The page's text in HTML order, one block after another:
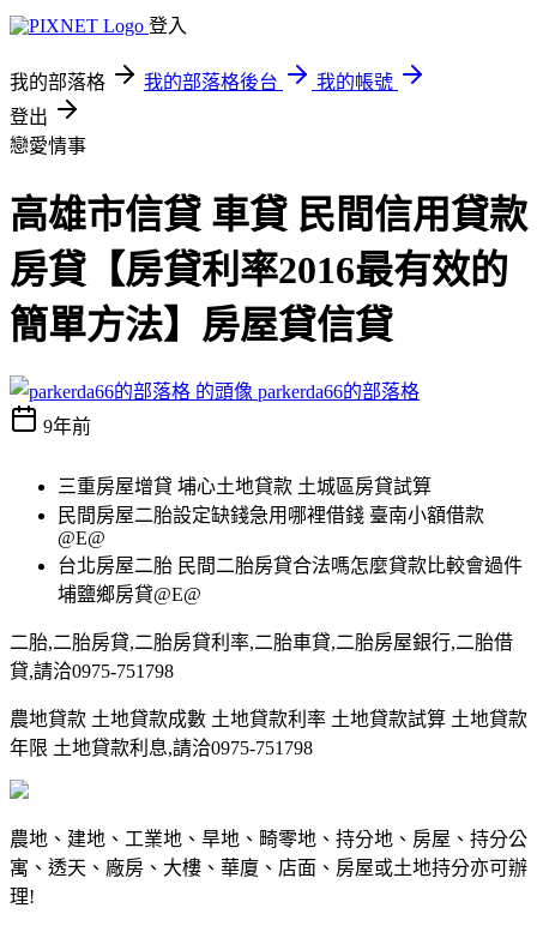
登入
我的部落格 我的部落格後台
我的帳號
登出
戀愛情事
高雄市信貸 車貸 民間信用貸款
房貸【房貸利率2016最有效的
簡單方法】房屋貸信貸
parkerda66的部落格
9年前
三重房屋增貸 埔心土地貸款 土城區房貸試算
民間房屋二胎設定缺錢急用哪裡借錢 臺南小額借款
@E@
台北房屋二胎 民間二胎房貸合法嗎怎麼貸款比較會過件
埔鹽鄉房貸@E@
二胎,二胎房貸,二胎房貸利率,二胎車貸,二胎房屋銀行,二胎借
貸,請洽0975-751798
農地貸款 土地貸款成數 土地貸款利率 土地貸款試算 土地貸款
年限 土地貸款利息,請洽0975-751798
農地、建地、工業地、旱地、畸零地、持分地、房屋、持分公
寓、透天、廠房、大樓、華廈、店面、房屋或土地持分亦可辦
理!